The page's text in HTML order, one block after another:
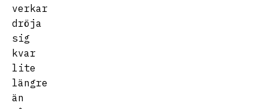
verkar
dröja
sig
kvar
lite
längre
än